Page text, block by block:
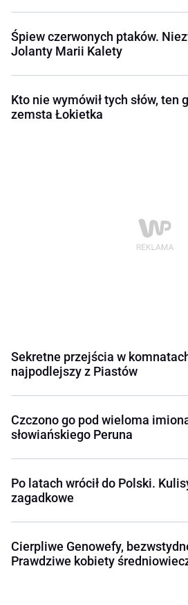
Śpiew czerwonych ptaków.
Jolanty Marii Kalety
Kto nie wymówił tych słów, ten
zemsta Łokietka
Sekretne przejścia w
najpodlejszy z Piastów
Czczono go pod wieloma
słowiańskiego Peruna
Po latach wrócił do Polski.
zagadkowe
Cierpliwe Genowefy,
Prawdziwe kobiety